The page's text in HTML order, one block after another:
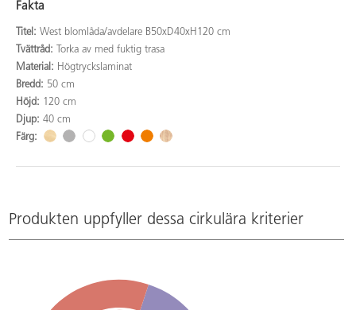
Fakta
Titel: West blomlåda/avdelare B50xD40xH120 cm
Tvättråd:
Torka av med fuktig trasa
Material: Högtryckslaminat
Bredd: 50 cm
Höjd: 120 cm
Djup: 40 cm
Färg:
Produkten uppfyller dessa cirkulära kriterier